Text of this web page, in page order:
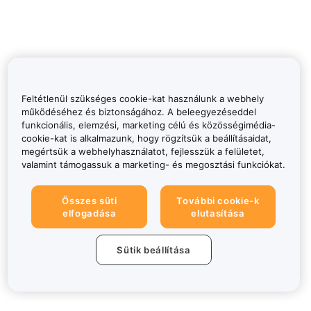
Feltétlenül szükséges cookie-kat használunk a webhely
működéséhez és biztonságához. A beleegyezéseddel
funkcionális, elemzési, marketing célú és közösségimédia-
cookie-kat is alkalmazunk, hogy rögzítsük a beállításaidat,
megértsük a webhelyhasználatot, fejlesszük a felületet,
valamint támogassuk a marketing- és megosztási funkciókat.
Összes süti
elfogadása
További cookie-k
elutasítása
Sütik beállítása